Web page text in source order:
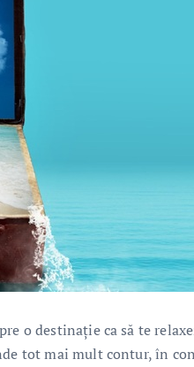
o destinație ca să te
tot mai mult contur, în